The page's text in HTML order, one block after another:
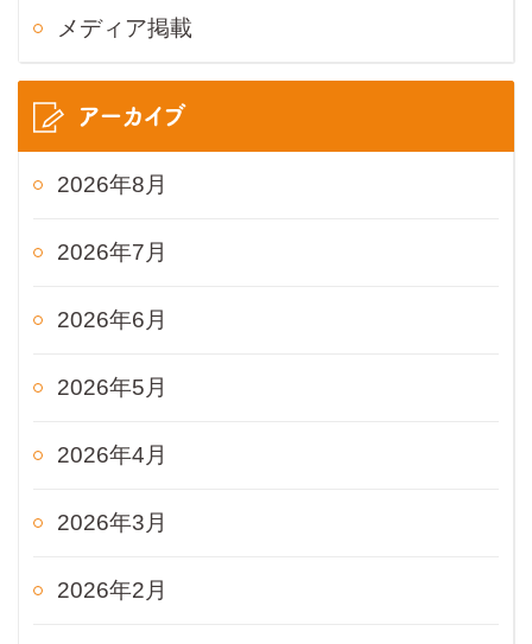
メディア掲載
アーカイブ
2026年8月
2026年7月
2026年6月
2026年5月
2026年4月
2026年3月
2026年2月